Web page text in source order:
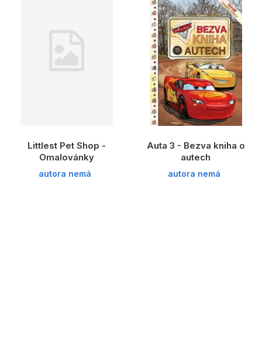
Littlest Pet Shop -
Omalovánky
autora nemá
Auta 3 - Bezva kniha o
autech
autora nemá